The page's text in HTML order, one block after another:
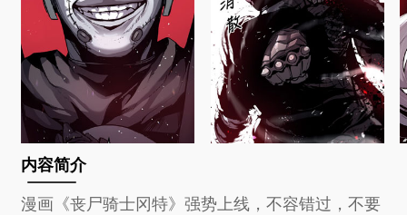
内容简介
漫画《丧尸骑士冈特》强势上线，不容错过，不要